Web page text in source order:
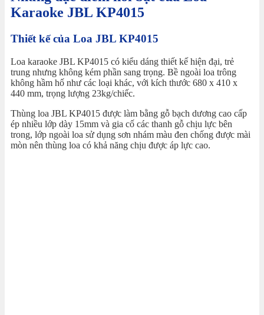
Karaoke JBL KP4015
Thiết kế của Loa JBL KP4015
Loa karaoke JBL KP4015 có kiểu dáng thiết kế hiện đại, trẻ
trung nhưng không kém phần sang trọng. Bề ngoài loa trông
không hầm hố như các loại khác, với kích thước 680 x 410 x
440 mm, trọng lượng 23kg/chiếc.
Thùng loa JBL KP4015 được làm bằng gỗ bạch dương cao cấp
ép nhiều lớp dày 15mm và gia cố các thanh gỗ chịu lực bên
trong, lớp ngoài loa sử dụng sơn nhám màu đen chống được mài
mòn nên thùng loa có khả năng chịu được áp lực cao.